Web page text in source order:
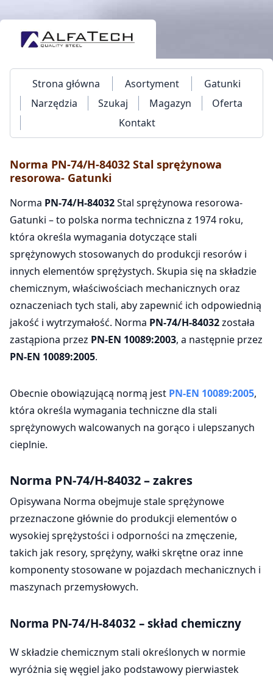
Strona główna Asortyment
Gatunki
Narzędzia
Szukaj Magazyn
Oferta
Kontakt
Norma PN-74/H-84032 Stal sprężynowa
resorowa- Gatunki
Norma PN-74/H-84032Stal sprężynowa resorowa-
Gatunki – to polska norma techniczna z 1974 roku,
która określa wymagania dotyczące stali
sprężynowych stosowanych do produkcji resorów i
innych elementów sprężystych. Skupia się na składzie
chemicznym, właściwościach mechanicznych oraz
oznaczeniach tych stali, aby zapewnić ich odpowiednią
jakość i wytrzymałość. Norma PN-74/H-84032została
zastąpiona przez PN-EN 10089:2003, a następnie przez
PN-EN 10089:2005.
Obecnie obowiązującą normą jest PN-EN 10089:2005,
która określa wymagania techniczne dla stali
sprężynowych walcowanych na gorąco i ulepszanych
cieplnie.
Norma PN-74/H-84032 – zakres
Opisywana Norma obejmuje stale sprężynowe
przeznaczone głównie do produkcji elementów o
wysokiej sprężystości i odporności na zmęczenie,
takich jak resory, sprężyny, wałki skrętne oraz inne
komponenty stosowane w pojazdach mechanicznych i
maszynach przemysłowych.
Norma PN-74/H-84032 – skład chemiczny
W składzie chemicznym stali określonych w normie
wyróżnia się węgiel jako podstawowy pierwiastek